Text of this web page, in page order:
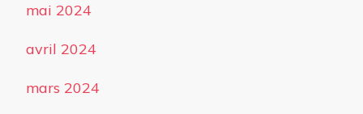
mai 2024
avril 2024
mars 2024